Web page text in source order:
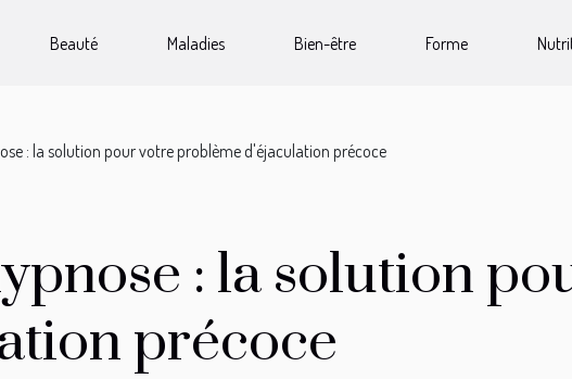
Beauté Maladies Bien-être Forme
: la solution pour votre problème d'éjaculation précoce
: la solution
précoce